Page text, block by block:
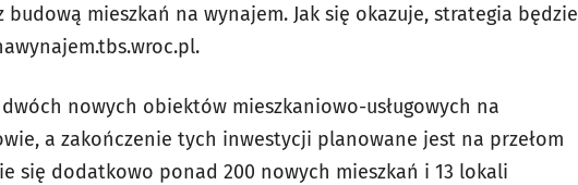
mieszkań na wynajem. Jak się okazuje, strategia będzie
nowych obiektów mieszkaniowo-usługowych na
a zakończenie tych inwestycji planowane jest na przełom
się dodatkowo ponad 200 nowych mieszkań i 13 lokali